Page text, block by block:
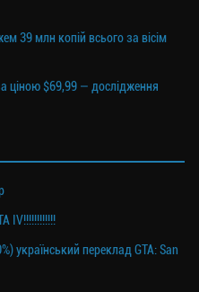
39 млн копій всього за вісім
ціною $69,99 — дослідження
IV!!!!!!!!!!!!
переклад GTA: San